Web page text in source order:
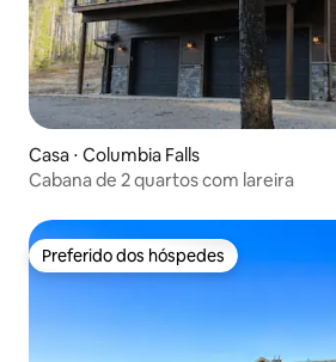
Casa ⋅ Columbia Falls
Cabana de 2 quartos com lareira
Preferido dos hóspedes
Preferido dos hóspedes